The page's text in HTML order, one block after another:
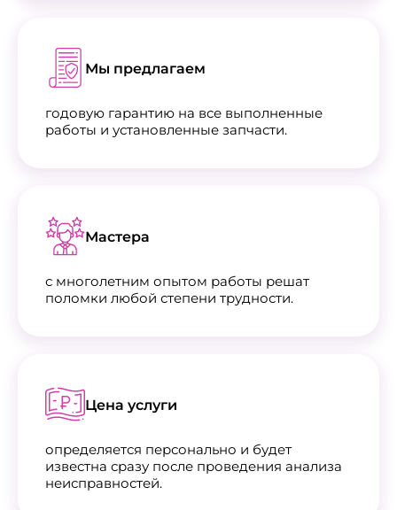
Мы предлагаем
годовую гарантию на все выполненные
работы и установленные запчасти.
Мастера
с многолетним опытом работы решат
поломки любой степени трудности.
Цена услуги
определяется персонально и будет
известна сразу после проведения анализа
неисправностей.